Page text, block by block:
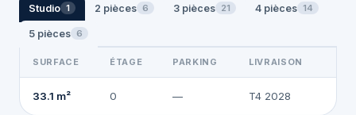
Studio 1 2 pièces 6 3 pièces 21 4 pièces 14
5 pièces 6
SURFACE ÉTAGE PARKING LIVRAISON
33.1 m² 0 — T4 2028